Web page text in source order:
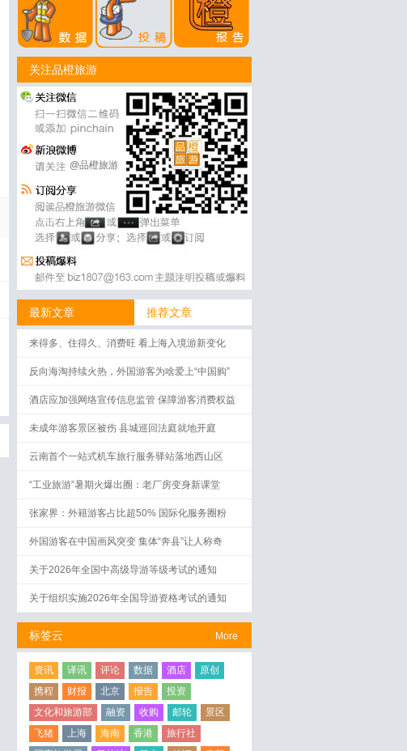
关注品橙旅游
@品橙旅游
最新文章 推荐文章
来得多、住得久、消费旺 看上海入境游新变化
反向海淘持续火热，外国游客为啥爱上“中国购”
酒店应加强网络宣传信息监管 保障游客消费权益
未成年游客景区被伤 县城巡回法庭就地开庭
云南首个一站式机车旅行服务驿站落地西山区
“工业旅游”暑期火爆出圈：老厂房变身新课堂
张家界：外籍游客占比超50% 国际化服务圈粉
外国游客在中国画风突变 集体“奔县”让人称奇
关于2026年全国中高级导游等级考试的通知
关于组织实施2026年全国导游资格考试的通知
More
标签云
资讯 译讯 评论 数据 酒店
原创
携程
财报 北京 报告
投资
文化和旅游部
融资 收购 邮轮
景区
飞猪
上海 海南 香港
旅行社